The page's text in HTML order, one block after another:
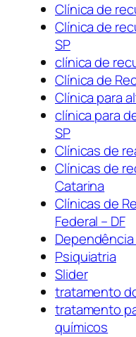
Clínica de
Clínica de
SP
clínica de
Clínica de
Clínica para
clínica para
SP
Clínicas de
Clínicas de
Catarina
Clínicas de
Federal – DF
Psiquiatria
Slider
tratamento
tratamento
químicos